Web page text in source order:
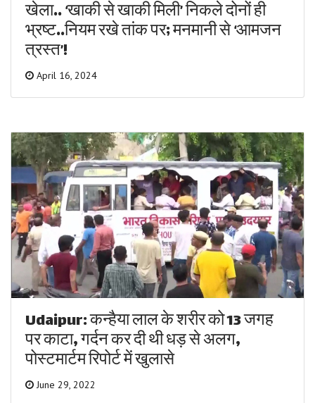
खेला.. ‘खाकी से खाकी मिली’ निकले दोनों ही
भ्रष्ट..नियम रखे तांक पर; मनमानी से ‘आमजन
त्रस्त’!
April 16, 2024
Udaipur: कन्हैया लाल के शरीर को 13 जगह
पर काटा, गर्दन कर दी थी धड़ से अलग,
पोस्टमार्टम रिपोर्ट में खुलासे
June 29, 2022